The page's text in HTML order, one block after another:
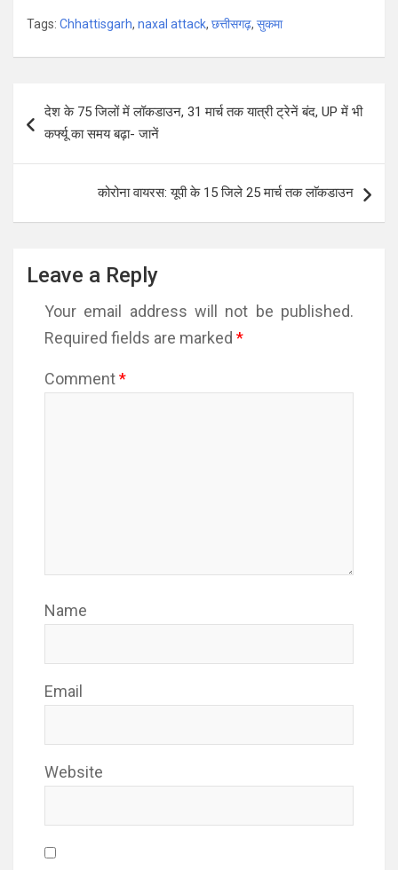
Tags: Chhattisgarh, naxal attack, छत्तीसगढ़, सुकमा
navigation
देश के 75 जिलों में लॉकडाउन, 31 मार्च तक यात्री ट्रेनें बंद, UP में भी
कर्फ्यू का समय बढ़ा- जानें
कोरोना वायरस: यूपी के 15 जिले 25 मार्च तक लाॅकडाउन
Leave a Reply
Your email address will not be published.
Required fields are marked *
Comment*
Name
Email
Website